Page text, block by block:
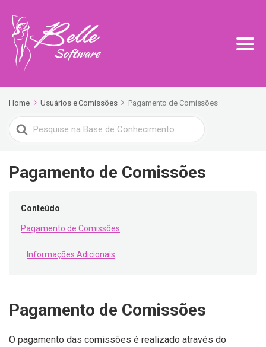
Home Usuários e Comissões Pagamento de Comissões
Search
For
Pagamento de Comissões
Conteúdo
Pagamento de Comissões
Informações Adicionais
Pagamento de Comissões
O pagamento das comissões é realizado através do